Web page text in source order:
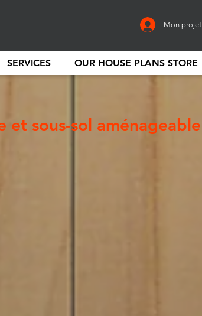
Mon projet
SERVICES OUR HOUSE PLANS STORE
et sous-sol aménageable